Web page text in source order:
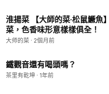
淮揚菜 【大師的菜·松鼠鱖魚
菜，色香味形意樣樣俱全！
大师的菜 · 2個月前
鐵觀音還有喝頭嗎？
茶里有乾坤 · 1年前